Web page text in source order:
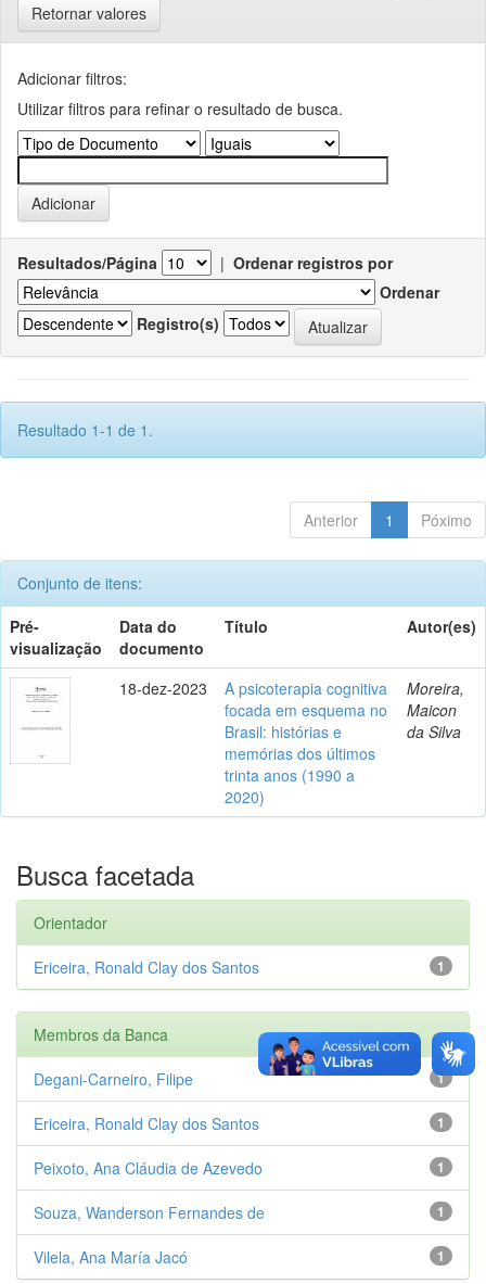
Retornar valores
Adicionar filtros:
Utilizar filtros para refinar o resultado de busca.
Resultados/Página | Ordenar registros por
Ordenar
Registro(s)
Resultado 1-1 de 1.
Anterior 1 Póximo
Conjunto de itens:
Pré-
visualização
Data do
documento
Título Autor(es)
18-dez-2023
A psicoterapia cognitiva
focada em esquema no
Brasil: histórias e
memórias dos últimos
trinta anos (1990 a
2020)
Moreira,
Maicon
da Silva
Busca facetada
Orientador
1
Ericeira, Ronald Clay dos Santos
Membros da Banca
1
Degani-Carneiro, Filipe
1
Ericeira, Ronald Clay dos Santos
1
Peixoto, Ana Cláudia de Azevedo
1
Souza, Wanderson Fernandes de
1
Vilela, Ana María Jacó